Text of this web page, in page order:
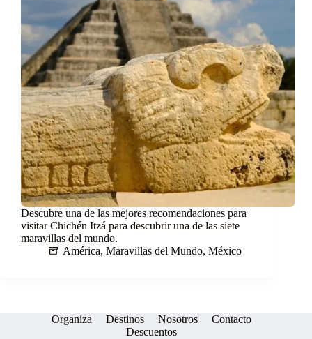
Descubre una de las mejores recomendaciones para
visitar Chichén Itzá para descubrir una de las siete
maravillas del mundo.
América, Maravillas del Mundo, México
Organiza Destinos Nosotros
Contacto
Descuentos